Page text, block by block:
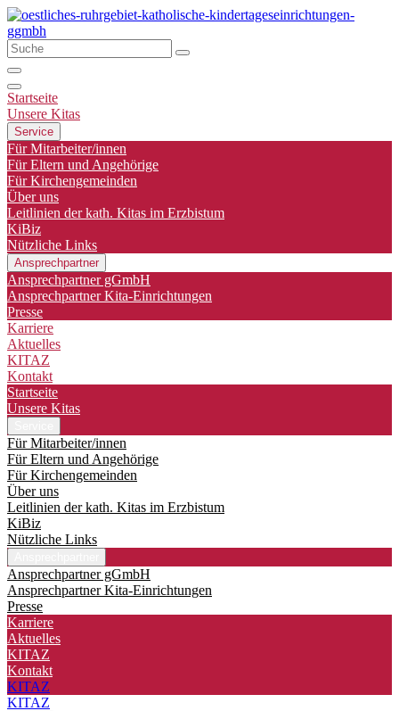
Startseite
Unsere Kitas
Service
Für Mitarbeiter/innen
Für Eltern und Angehörige
Für Kirchengemeinden
Über uns
Leitlinien der kath. Kitas im Erzbistum
KiBiz
Nützliche Links
Ansprechpartner
Ansprechpartner gGmbH
Ansprechpartner Kita-Einrichtungen
Presse
Karriere
Aktuelles
KITAZ
Kontakt
Startseite
Unsere Kitas
Für Mitarbeiter/innen
Für Eltern und Angehörige
Für Kirchengemeinden
Über uns
Leitlinien der kath. Kitas im Erzbistum
KiBiz
Nützliche Links
Ansprechpartner gGmbH
Ansprechpartner Kita-Einrichtungen
Presse
Karriere
Aktuelles
KITAZ
Kontakt
KITAZ
KITAZ